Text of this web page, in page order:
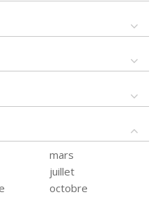
mars
juillet
octobre